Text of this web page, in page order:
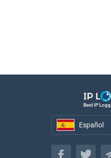
Best IP
Español
Español